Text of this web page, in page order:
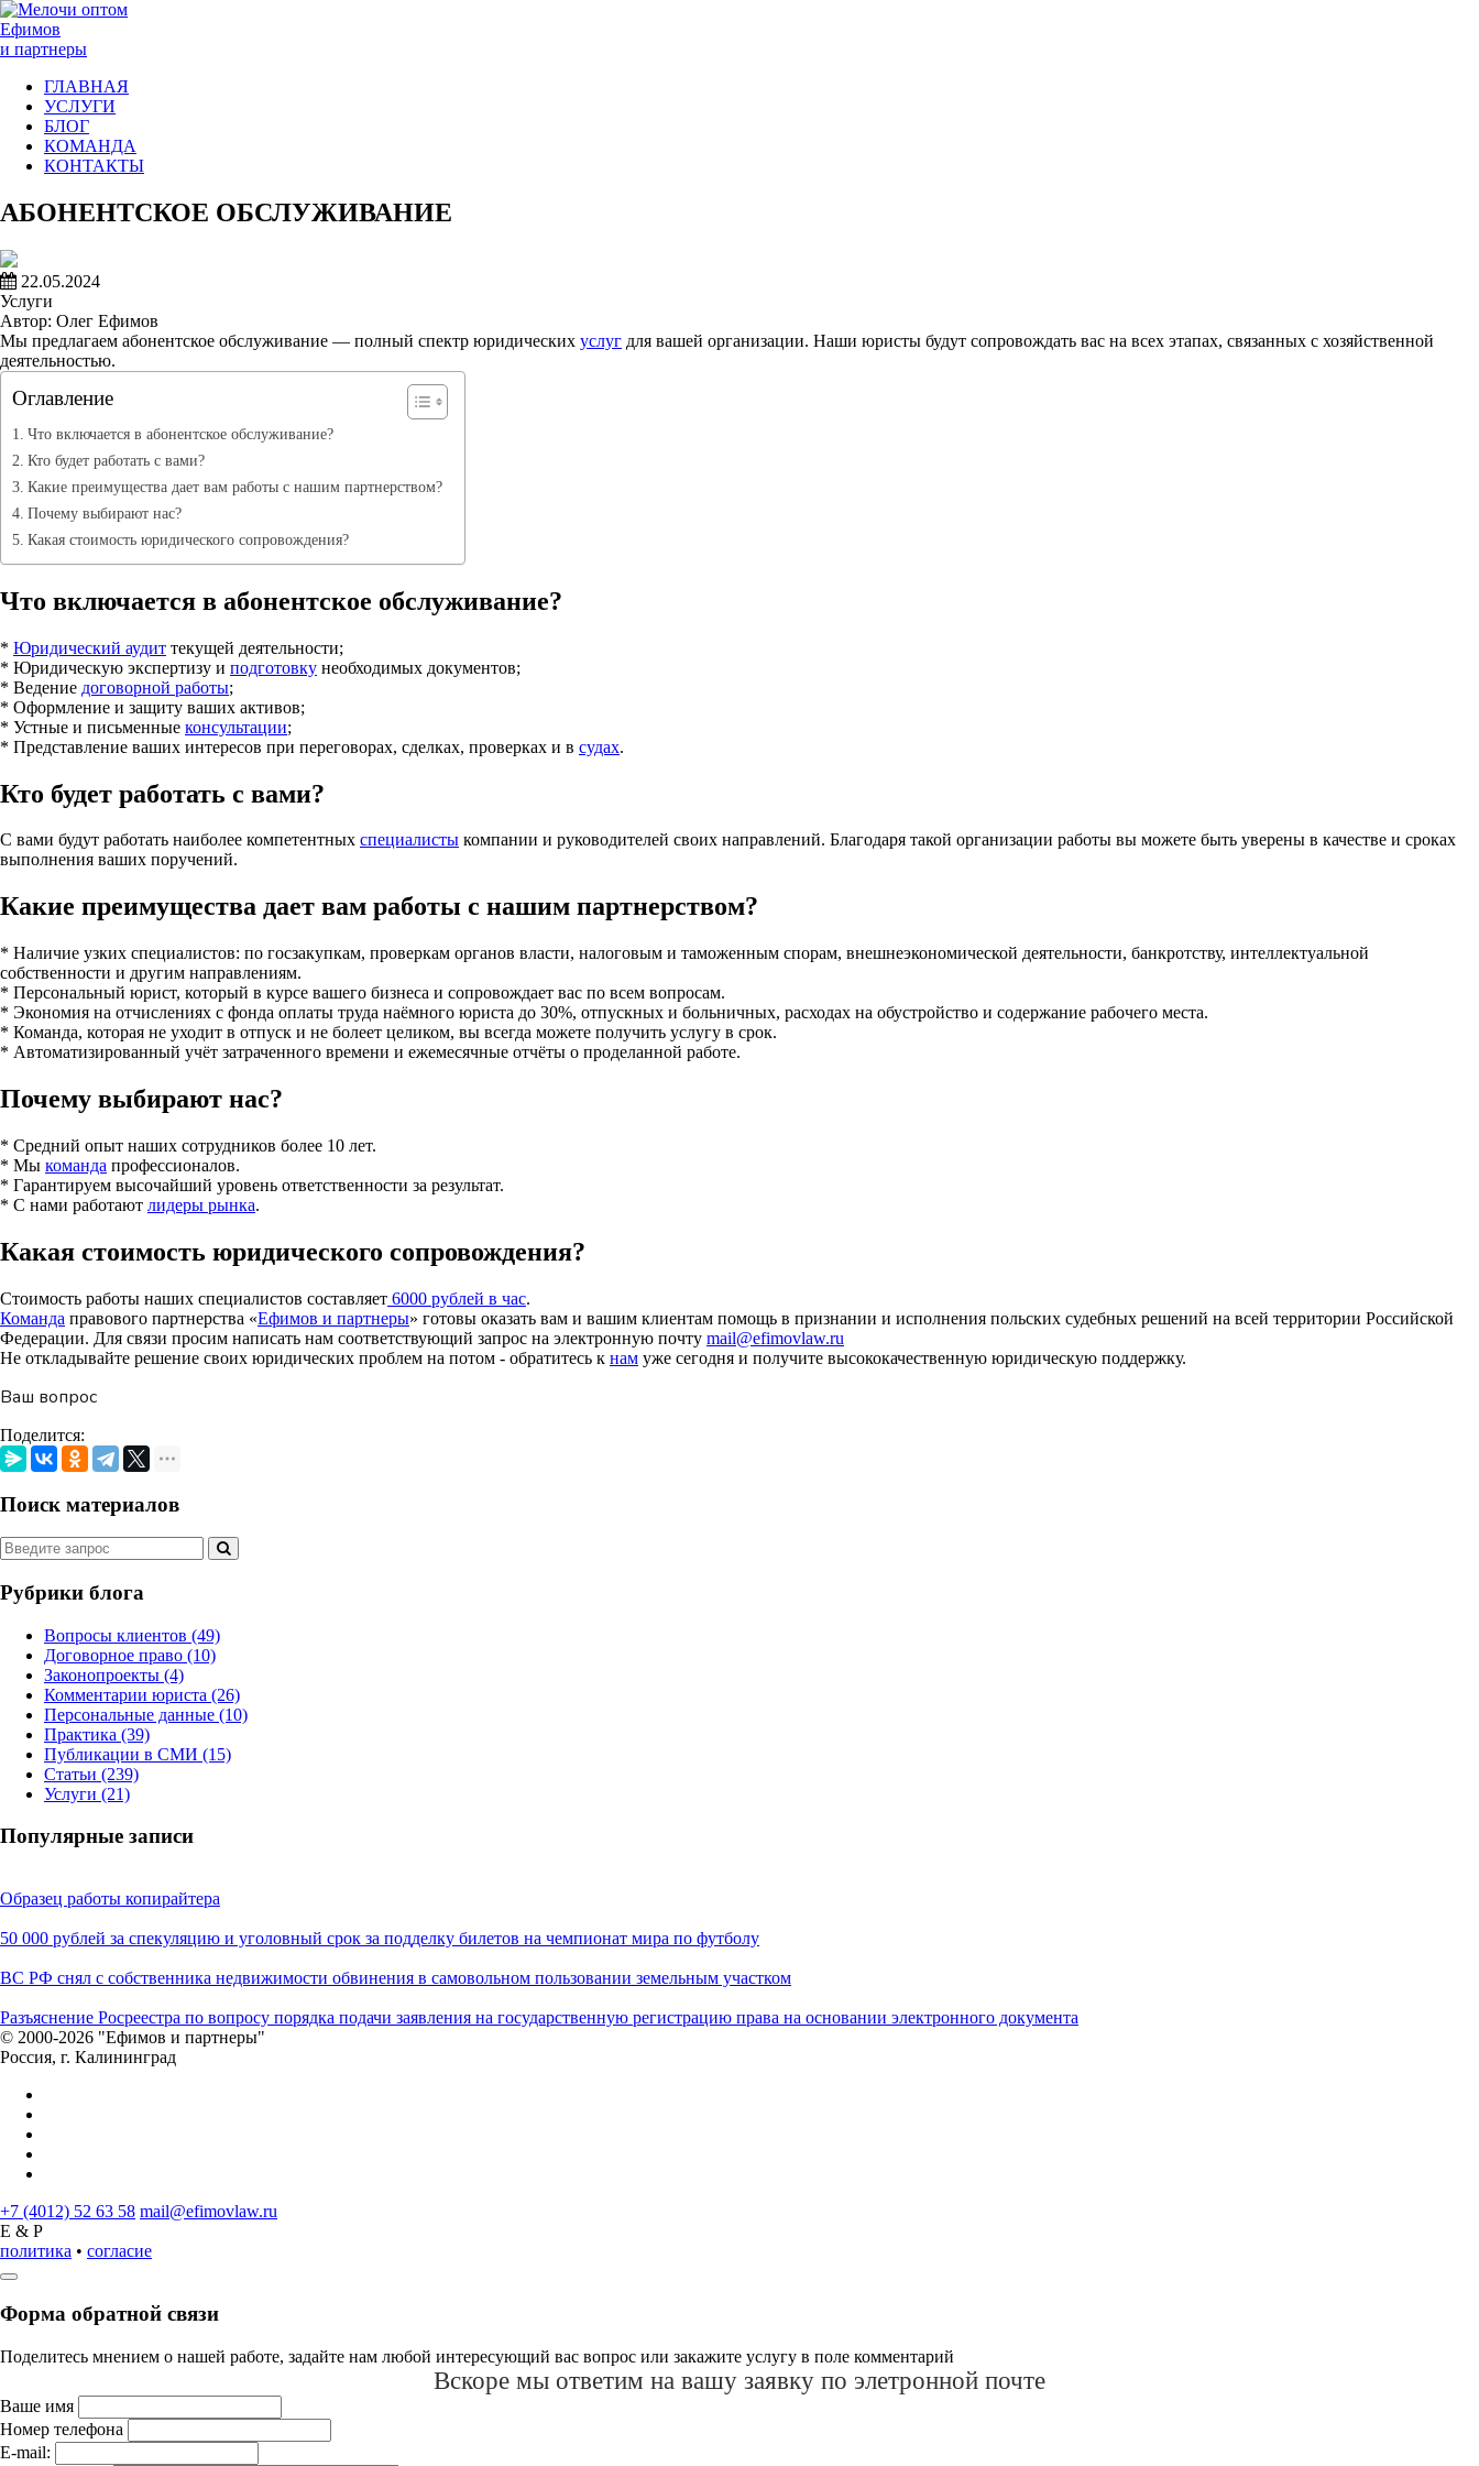
Ефимов
и партнеры
ГЛАВНАЯ
УСЛУГИ
БЛОГ
КОМАНДА
КОНТАКТЫ
АБОНЕНТСКОЕ ОБСЛУЖИВАНИЕ
22.05.2024
Услуги
Автор: Олег Ефимов
Мы предлагаем абонентское обслуживание — полный спектр юридических услуг для вашей организации. Наши юристы будут сопровождать вас на всех этапах, связанных с хозяйственной
деятельностью.
Оглавление
Что включается в абонентское обслуживание?
Кто будет работать с вами?
Какие преимущества дает вам работы с нашим партнерством?
Почему выбирают нас?
Какая стоимость юридического сопровождения?
Что включается в абонентское обслуживание?
* Юридический аудит текущей деятельности;
* Юридическую экспертизу и подготовку необходимых документов;
* Ведение договорной работы;
* Оформление и защиту ваших активов;
* Устные и письменные консультации;
* Представление ваших интересов при переговорах, сделках, проверках и в судах.
Кто будет работать с вами?
С вами будут работать наиболее компетентных специалисты компании и руководителей своих направлений. Благодаря такой организации работы вы можете быть уверены в качестве и сроках
выполнения ваших поручений.
Какие преимущества дает вам работы с нашим партнерством?
* Наличие узких специалистов: по госзакупкам, проверкам органов власти, налоговым и таможенным спорам, внешнеэкономической деятельности, банкротству, интеллектуальной
собственности и другим направлениям.
* Персональный юрист, который в курсе вашего бизнеса и сопровождает вас по всем вопросам.
* Экономия на отчислениях с фонда оплаты труда наёмного юриста до 30%, отпускных и больничных, расходах на обустройство и содержание рабочего места.
* Команда, которая не уходит в отпуск и не болеет целиком, вы всегда можете получить услугу в срок.
* Автоматизированный учёт затраченного времени и ежемесячные отчёты о проделанной работе.
Почему выбирают нас?
* Средний опыт наших сотрудников более 10 лет.
* Мы команда профессионалов.
* Гарантируем высочайший уровень ответственности за результат.
* С нами работают лидеры рынка.
Какая стоимость юридического сопровождения?
Стоимость работы наших специалистов составляет 6000 рублей в час.
Команда правового партнерства «Ефимов и партнеры» готовы оказать вам и вашим клиентам помощь в признании и исполнения польских судебных решений на всей территории Российской
Федерации. Для связи просим написать нам соответствующий запрос на электронную почту mail@efimovlaw.ru
Не откладывайте решение своих юридических проблем на потом - обратитесь к нам уже сегодня и получите высококачественную юридическую поддержку.
Ваш вопрос
Поделится:
Поиск материалов
Рубрики блога
Вопросы клиентов (49)
Договорное право (10)
Законопроекты (4)
Комментарии юриста (26)
Персональные данные (10)
Практика (39)
Публикации в СМИ (15)
Статьи (239)
Услуги (21)
Популярные записи
Образец работы копирайтера
50 000 рублей за спекуляцию и уголовный срок за подделку билетов на чемпионат мира по футболу
ВС РФ снял с собственника недвижимости обвинения в самовольном пользовании земельным участком
Разъяснение Росреестра по вопросу порядка подачи заявления на государственную регистрацию права на основании электронного документа
© 2000-2026 "Ефимов и партнеры"
Россия, г. Калининград
+7 (4012) 52 63 58 mail@efimovlaw.ru
E & P
политика • согласие
Форма обратной связи
Поделитесь мнением о нашей работе, задайте нам любой интересующий вас вопрос или закажите услугу в поле комментарий
Вскоре мы ответим на вашу заявку по элетронной почте
Ваше имя
Номер телефона
E-mail: